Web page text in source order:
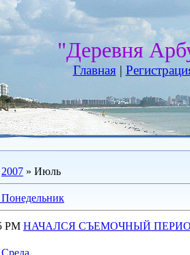
"Деревня
Главная|
2007 » Июль
PM НАЧАЛСЯ СЪЕМОЧНЫЙ